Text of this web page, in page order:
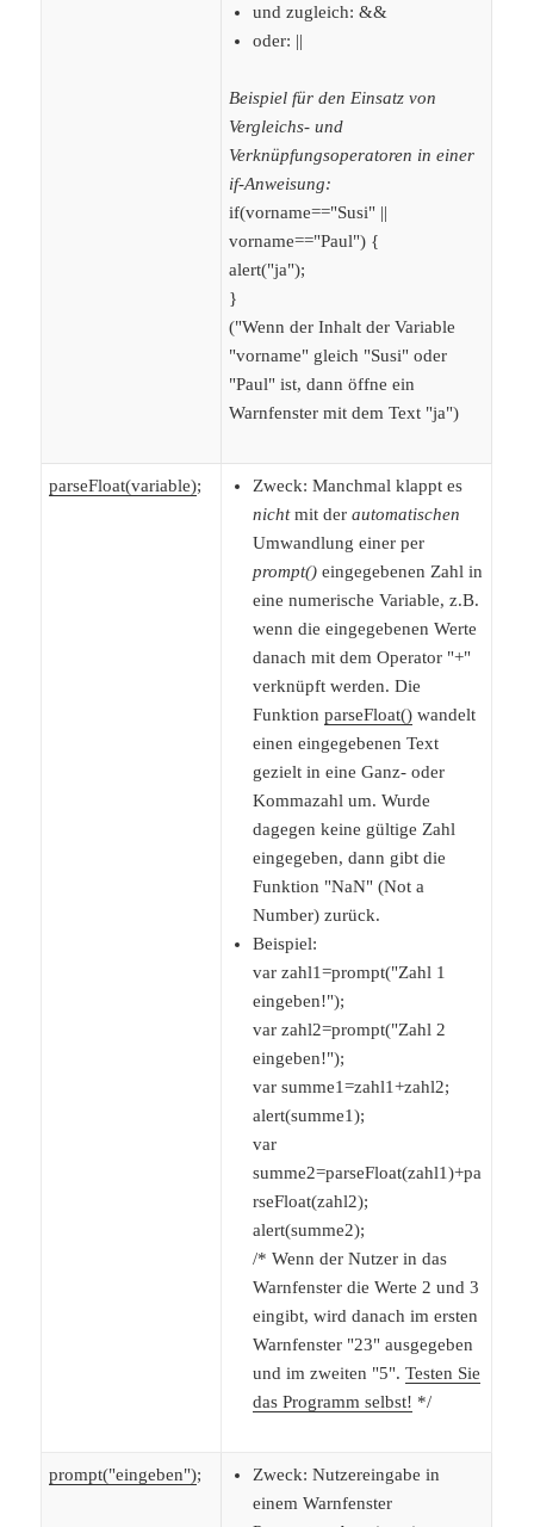
und zugleich: &&
oder: ||
Beispiel für den Einsatz von
Vergleichs- und
Verknüpfungsoperatoren in einer
if-Anweisung:
if(vorname=="Susi" ||
vorname=="Paul") {
alert("ja");
}
("Wenn der Inhalt der Variable
"vorname" gleich "Susi" oder
"Paul" ist, dann öffne ein
Warnfenster mit dem Text "ja")
parseFloat(variable);
Zweck: Manchmal klappt es
nichtmit derautomatischen
Umwandlung einer per
prompt() eingegebenen Zahl in
eine numerische Variable, z.B.
wenn die eingegebenen Werte
danach mit dem Operator "+"
verknüpft werden. Die
FunktionparseFloat() wandelt
einen eingegebenen Text
gezielt in eine Ganz- oder
Kommazahl um. Wurde
dagegen keine gültige Zahl
eingegeben, dann gibt die
Funktion "NaN" (Not a
Number) zurück.
Beispiel:
var zahl1=prompt("Zahl 1
eingeben!");
var zahl2=prompt("Zahl 2
eingeben!");
var summe1=zahl1+zahl2;
alert(summe1);
var
summe2=parseFloat(zahl1)+pa
rseFloat(zahl2);
alert(summe2);
/* Wenn der Nutzer in das
Warnfenster die Werte 2 und 3
eingibt, wird danach im ersten
Warnfenster "23" ausgegeben
und im zweiten "5".Testen Sie
das Programm selbst! */
prompt("eingeben");
Zweck: Nutzereingabe in
einem Warnfenster